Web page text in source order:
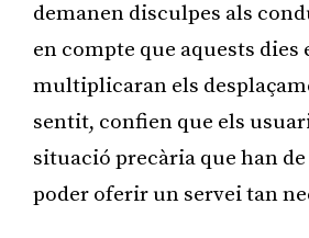
demanen disculpes als
en compte que aquests dies
multiplicaran els
sentit, confien que els
situació precària que han
poder oferir un servei tan